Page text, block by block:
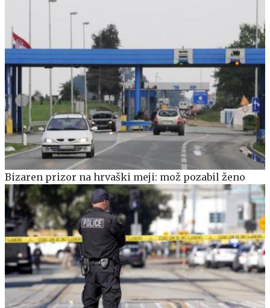
Bizaren prizor na hrvaški meji: mož pozabil ženo